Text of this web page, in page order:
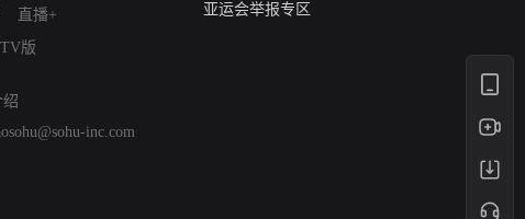
直播+
版
亚运会举报专区
绍
inc.com